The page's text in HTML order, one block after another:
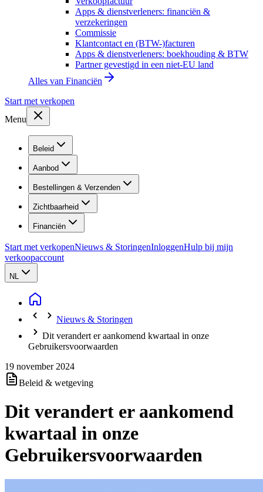
Apps & dienstverleners: financiën &
verzekeringen
Commissie
Klantcontact en (BTW-)facturen
Apps & dienstverleners: boekhouding & BTW
Partner gevestigd in een niet-EU land
Alles van Financiën
Start met verkopen
Menu
Beleid
Aanbod
Bestellingen & Verzenden
Zichtbaarheid
Financiën
Start met verkopenNieuws & StoringenInloggenHulp bij mijn
verkoopaccount
NL
Nieuws & Storingen
Dit verandert er aankomend kwartaal in onze
Gebruikersvoorwaarden
19 november 2024
Beleid & wetgeving
Dit verandert er aankomend
kwartaal in onze
Gebruikersvoorwaarden